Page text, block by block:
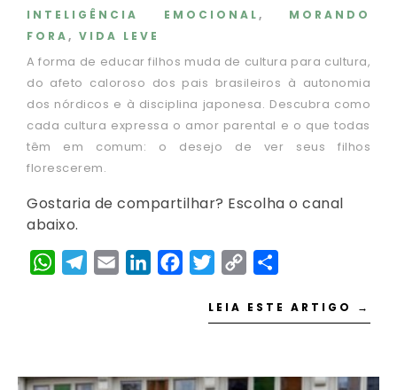
INTELIGÊNCIA EMOCIONAL, MORANDO
FORA, VIDA LEVE
A forma de educar filhos muda de cultura para cultura,
do afeto caloroso dos pais brasileiros à autonomia
dos nórdicos e à disciplina japonesa. Descubra como
cada cultura expressa o amor parental e o que todas
têm em comum: o desejo de ver seus filhos
florescerem.
Gostaria de compartilhar? Escolha o canal
abaixo.
WhatsApp
Telegram
Email LinkedInFacebookTwitter
Copy
LEIA ESTE ARTIGO →